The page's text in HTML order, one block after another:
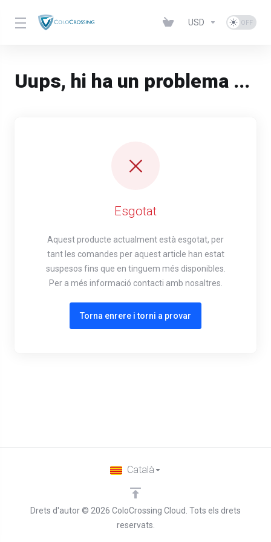
USD
Uups, hi ha un problema ...
Esgotat
Aquest producte actualment està esgotat, per
tant les comandes per aquest article han estat
suspesos fins que en tinguem més disponibles.
Per a més informació contacti amb nosaltres.
Torna enrere i torni a provar
Drets d'autor © 2026 ColoCrossing Cloud. Tots els drets
reservats.
Català